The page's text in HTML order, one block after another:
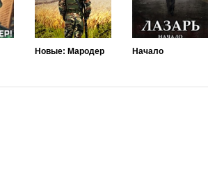
Новые: Мародер Начало